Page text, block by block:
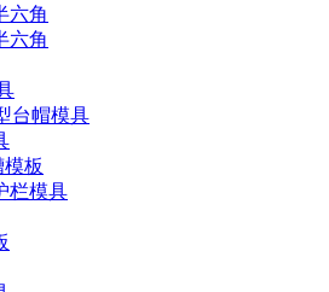
六角
六角
台帽模具
板
栏模具